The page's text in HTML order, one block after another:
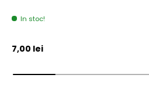
In stoc!
Pret initial
7,00 lei